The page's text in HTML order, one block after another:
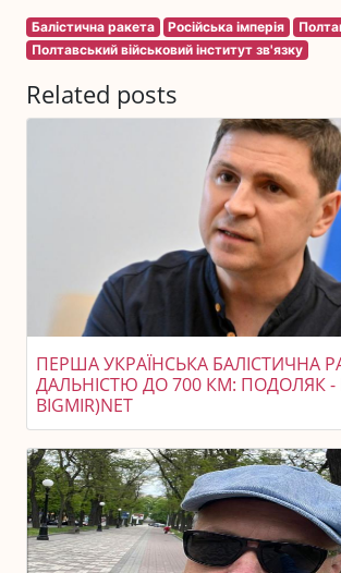
Балістична ракета Російська імперія
Полтавський військовий інститут зв'язку
Related posts
ПЕРША УКРАЇНСЬКА БАЛІСТИЧНА
ДАЛЬНІСТЮ ДО 700 КМ: ПОДОЛЯК
BIGMIR)NET